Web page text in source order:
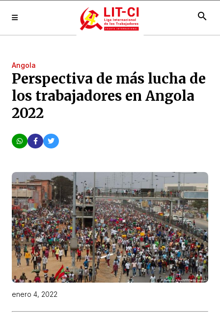
search
Angola
Perspectiva de más lucha de
los trabajadores en Angola
2022
enero 4, 2022